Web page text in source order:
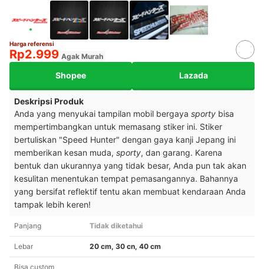
Harga referensi
Rp2.999 Agak Murah
Shopee Lazada
Deskripsi Produk
Anda yang menyukai tampilan mobil bergaya sporty bisa
mempertimbangkan untuk memasang stiker ini. Stiker
bertuliskan "Speed Hunter" dengan gaya kanji Jepang ini
memberikan kesan muda, sporty, dan garang. Karena
bentuk dan ukurannya yang tidak besar, Anda pun tak akan
kesulitan menentukan tempat pemasangannya. Bahannya
yang bersifat reflektif tentu akan membuat kendaraan Anda
tampak lebih keren!
Panjang Tidak diketahui
Lebar 20 cm, 30 cn, 40 cm
Bisa custom